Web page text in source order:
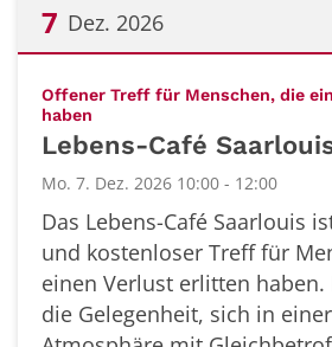
7 Dez. 2026
Offener Treff für Menschen, die
haben
Lebens-Café
Mo. 7. Dez. 2026 10:00 - 12:00
Das Lebens-Café Saarlouis
und kostenloser Treff für
einen Verlust erlitten haben.
die Gelegenheit, sich in